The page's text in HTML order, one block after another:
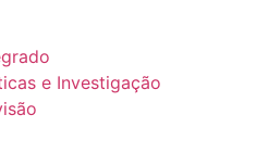
e Investigação